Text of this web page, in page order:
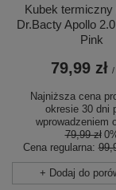
Kubek termiczny
Dr.Bacty Apollo
Pink
79,99 zł /
Najniższa cena
okresie 30 dni
wprowadzeniem
79,99 zł
Cena regularna:
+ Dodaj do